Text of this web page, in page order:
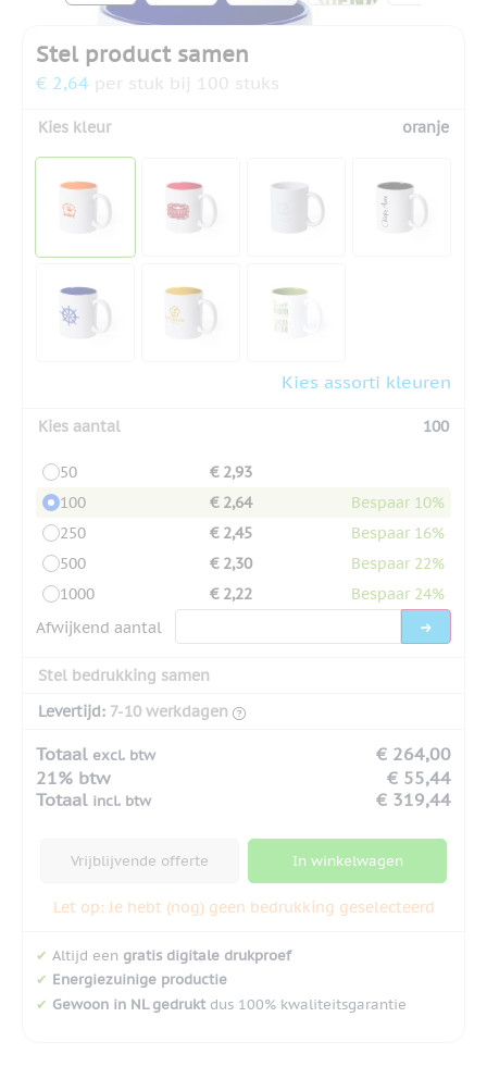
Stel product samen
€ 2,64 per stuk bij 100 stuks
Kies kleur oranje
Kies assorti kleuren
Kies aantal 100
50
€ 2,93
100
€ 2,64
Bespaar 10%
250
€ 2,45
Bespaar 16%
500
€ 2,30
Bespaar 22%
1000
€ 2,22
Bespaar 24%
Afwijkend aantal
Stel bedrukking samen
Levertijd: 7-10 werkdagen
Totaal excl. btw
€ 264,00
21% btw
€ 55,44
Totaal incl. btw € 319,44
Vrijblijvende offerte In winkelwagen
Let op: Je hebt (nog) geen bedrukking geselecteerd
✔ Altijd een gratis digitale drukproef
✔ Energiezuinige productie
✔ Gewoon in NL gedruktdus 100% kwaliteitsgarantie